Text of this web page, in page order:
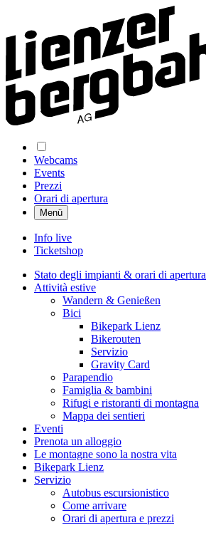
Webcams
Events
Prezzi
Orari di apertura
Menü
Info live
Ticketshop
Stato degli impianti & orari di apertura
Attività estive
Wandern & Genießen
Bici
Bikepark Lienz
Bikerouten
Servizio
Gravity Card
Parapendio
Famiglia & bambini
Rifugi e ristoranti di montagna
Mappa dei sentieri
Eventi
Prenota un alloggio
Le montagne sono la nostra vita
Bikepark Lienz
Servizio
Autobus escursionistico
Come arrivare
Orari di apertura e prezzi